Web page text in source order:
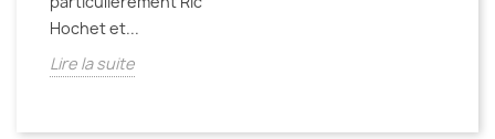
Hochet et...
Lire la suite